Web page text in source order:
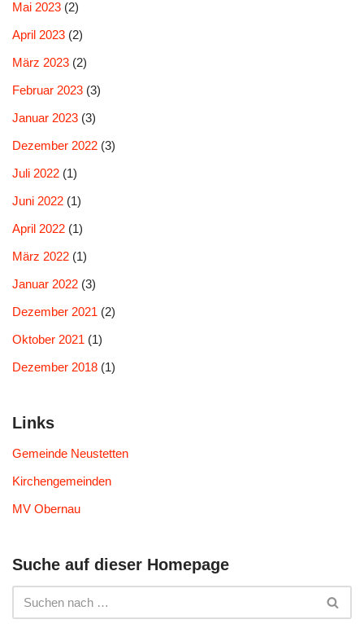
Mai 2023 (2)
April 2023 (2)
März 2023 (2)
Februar 2023 (3)
Januar 2023 (3)
Dezember 2022 (3)
Juli 2022 (1)
Juni 2022 (1)
April 2022 (1)
März 2022 (1)
Januar 2022 (3)
Dezember 2021 (2)
Oktober 2021 (1)
Dezember 2018 (1)
Links
Gemeinde Neustetten
Kirchengemeinden
MV Obernau
Suche auf dieser Homepage